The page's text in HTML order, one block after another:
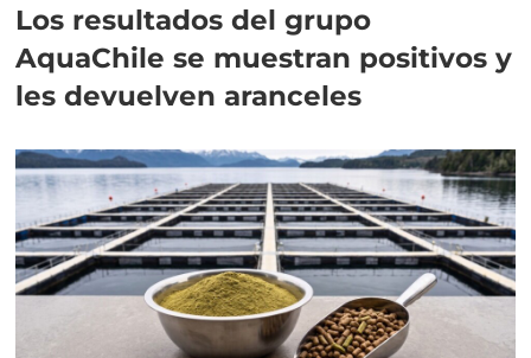
Los resultados del grupo
AquaChile se muestran positivos y
les devuelven aranceles